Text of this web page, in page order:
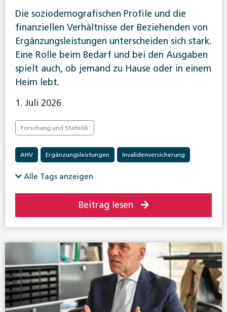
Die soziodemografischen Profile und die
finanziellen Verhältnisse der Beziehenden von
Ergänzungsleistungen unterscheiden sich stark.
Eine Rolle beim Bedarf und bei den Ausgaben
spielt auch, ob jemand zu Hause oder in einem
Heim lebt.
1. Juli 2026
Forschung und Statistik
AHV Ergänzungsleistungen Invalidenversicherung
Alle Tags anzeigen
Beitrag lesen